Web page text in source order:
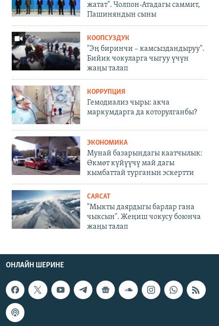
жатат". Чолпон-Атадагы саммит,
Пашиняндын сыны
КООПСУЗДУК
"Эң биринчи – камсыздандыруу".
Бийик чокуларга чыгуу үчүн
жаңы талап
КОРРУПЦИЯ
Гемодиализ чыры: акча
маркумдарга да которулганбы?
ЭКОНОМИКА
Мунай базарындагы каатчылык:
Өкмөт күйүүчү май дагы
кымбаттай турганын эскертти
САЯСАТ
"Мыкты даярдыгы барлар гана
чыксын". Жеңиш чокусу боюнча
жаңы талап
ОНЛАЙН ШЕРИНЕ